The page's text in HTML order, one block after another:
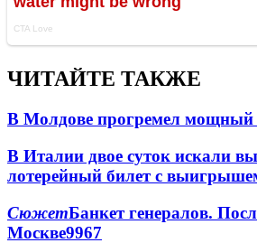
ЧИТАЙТЕ ТАКЖЕ
В Молдове прогремел мощный
В Италии двое суток искали
лотерейный билет с
СюжетБанкет генералов.
Москве9967